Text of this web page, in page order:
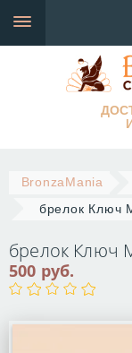
BronzaMania
брелок Ключ
брелок Ключ
500 руб.